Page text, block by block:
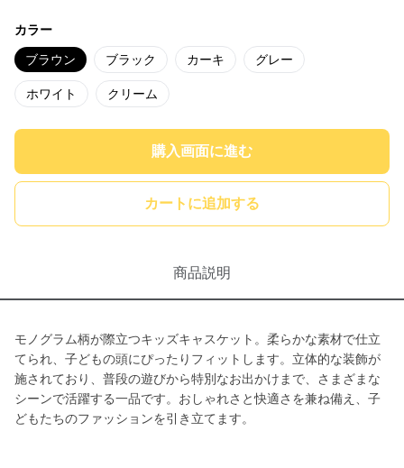
カラー
ブラウン ブラック カーキ グレー
ホワイト クリーム
購入画面に進む
カートに追加する
商品説明
モノグラム柄が際立つキッズキャスケット。柔らかな素材で仕立
てられ、子どもの頭にぴったりフィットします。立体的な装飾が
施されており、普段の遊びから特別なお出かけまで、さまざまな
シーンで活躍する一品です。おしゃれさと快適さを兼ね備え、子
どもたちのファッションを引き立てます。